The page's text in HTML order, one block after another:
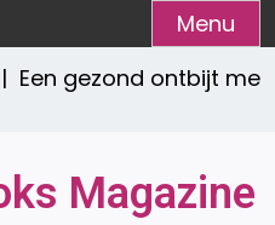
Menu
Een gezond ontbijt
Magazine